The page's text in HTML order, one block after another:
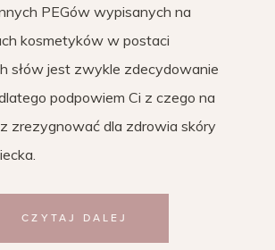
PEGów wypisanych na
kosmetyków w postaci
słów jest zwykle zdecydowanie
podpowiem Ci z czego na
zrezygnować dla zdrowia skóry
CZYTAJ DALEJ